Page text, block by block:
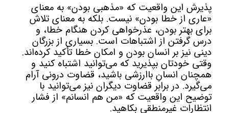
پذیرش این واقعیت که «مذهبی بودن» به معنای
«عاری از خطا بودن» نیست. بلکه به معنای تلاش
برای بهتر بودن، عذرخواهی کردن هنگام خطا، و
درس گرفتن از اشتباهات است. بسیاری از بزرگان
دینی نیز بر انسان بودن و امکان خطا تأکید کرده‌اند.
وقتی خودتان بپذیرید که می‌توانید اشتباه کنید و
همچنان انسانِ باارزشی باشید، قضاوت درونی آرام
می‌گیرد. در برابر قضاوت دیگران نیز می‌توانید با
توضیح این واقعیت که «من هم انسانم» از فشار
انتظارات غیرمنطقی بکاهید.